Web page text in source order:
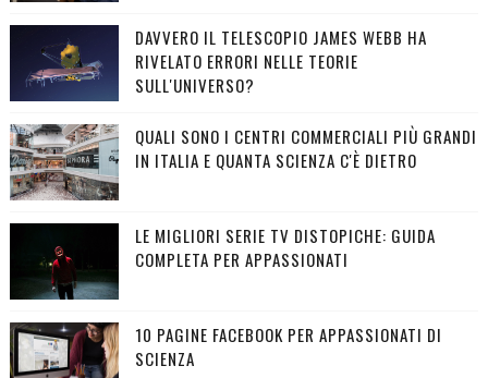
DAVVERO IL TELESCOPIO JAMES WEBB HA
RIVELATO ERRORI NELLE TEORIE
SULL'UNIVERSO?
QUALI SONO I CENTRI COMMERCIALI PIÙ GRANDI
IN ITALIA E QUANTA SCIENZA C'È DIETRO
LE MIGLIORI SERIE TV DISTOPICHE: GUIDA
COMPLETA PER APPASSIONATI
10 PAGINE FACEBOOK PER APPASSIONATI DI
SCIENZA